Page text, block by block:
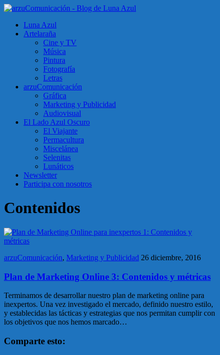
Luna Azul
Artelaraña
Cine y TV
Música
Pintura
Fotografía
Letras
arzuComunicación
Gráfica
Marketing y Publicidad
Audiovisual
El Lado Azul Oscuro
El Viajante
Permacultura
Miscelánea
Selenitas
Lunáticos
Newsletter
Participa con nosotros
Contenidos
arzuComunicación, Marketing y Publicidad 26 diciembre, 2016
Plan de Marketing Online 3: Contenidos y métricas
Terminamos de desarrollar nuestro plan de marketing online para
inexpertos. Una vez investigado el mercado, definido nuestro estilo,
y establecidas las tácticas y estrategias que nos permitan cumplir con
los objetivos que nos hemos marcado…
Comparte esto: